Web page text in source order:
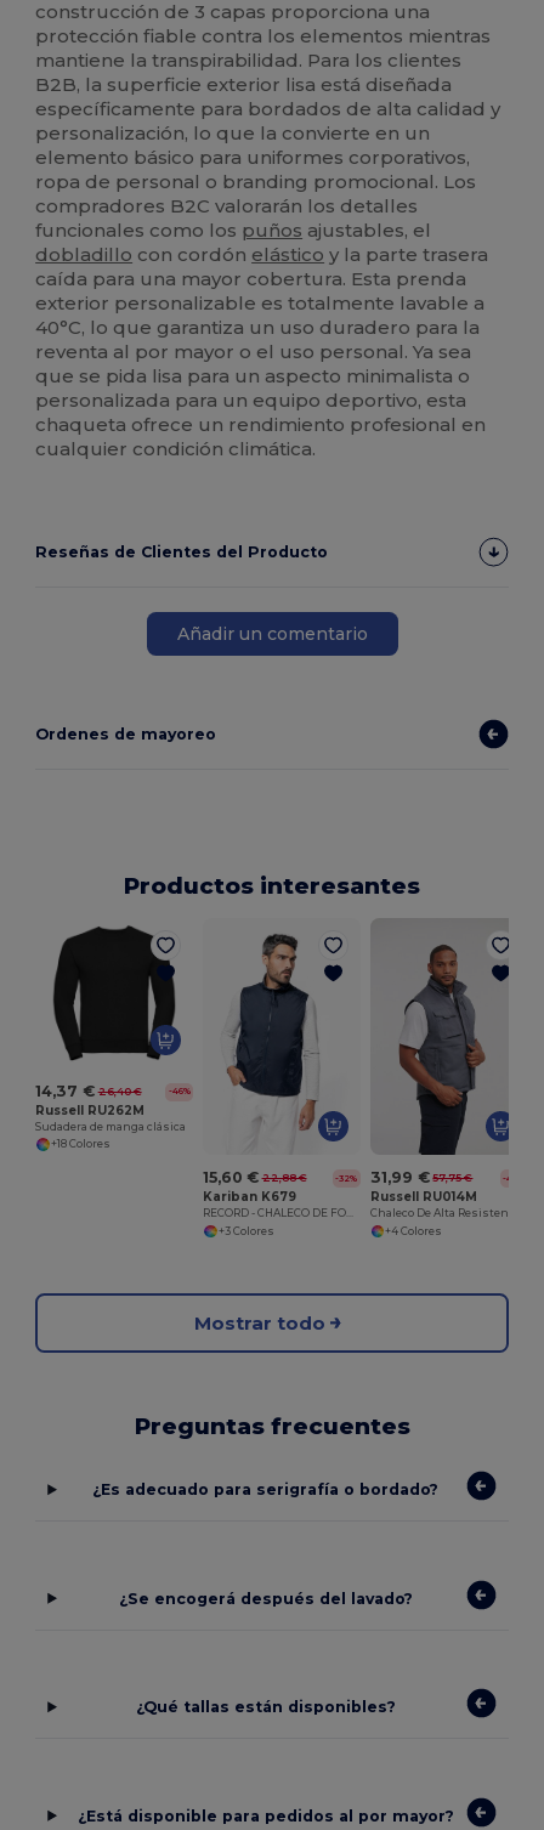
construcción de 3 capas proporciona una
protección fiable contra los elementos mientras
mantiene la transpirabilidad. Para los clientes
B2B, la superficie exterior lisa está diseñada
específicamente para bordados de alta calidad y
personalización, lo que la convierte en un
elemento básico para uniformes corporativos,
ropa de personal o branding promocional. Los
compradores B2C valorarán los detalles
funcionales como los puños ajustables, el
dobladillo con cordón elástico y la parte trasera
caída para una mayor cobertura. Esta prenda
exterior personalizable es totalmente lavable a
40°C, lo que garantiza un uso duradero para la
reventa al por mayor o el uso personal. Ya sea
que se pida lisa para un aspecto minimalista o
personalizada para un equipo deportivo, esta
chaqueta ofrece un rendimiento profesional en
cualquier condición climática.
Reseñas de Clientes del Producto
Añadir un comentario
Ordenes de mayoreo
Productos interesantes
14,37 € 26,40 € -46%
Russell RU262M
Sudadera de manga clásica
+18 Colores
15,60 € 22,88 € -32%
Kariban K679
RECORD - CHALECO DE FORRO POLAR
+3 Colores
31,99 € 57,75 € -45%
Russell RU014M
Chaleco De Alta Resistencia
+4 Colores
Mostrar todo
Preguntas frecuentes
¿Es adecuado para serigrafía o bordado?
¿Se encogerá después del lavado?
¿Qué tallas están disponibles?
¿Está disponible para pedidos al por mayor?